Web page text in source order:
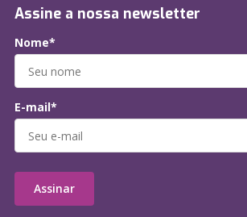
Assine a nossa newsletter
Nome*
E-mail*
Assinar